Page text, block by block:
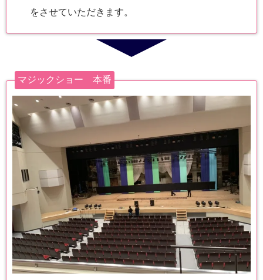
をさせていただきます。
マジックショー 本番